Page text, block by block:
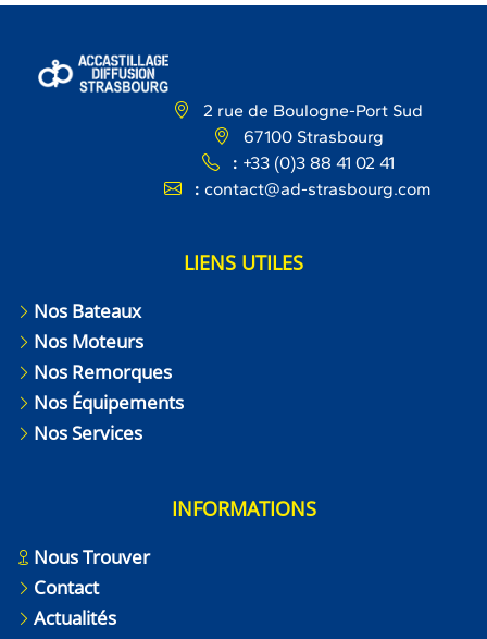
2 rue de Boulogne-Port Sud
67100 Strasbourg
: +33 (0)3 88 41 02 41
: contact@ad-strasbourg.com
LIENS UTILES
Nos Bateaux
Nos Moteurs
Nos Remorques
Nos Équipements
Nos Services
INFORMATIONS
Nous Trouver
Contact
Actualités